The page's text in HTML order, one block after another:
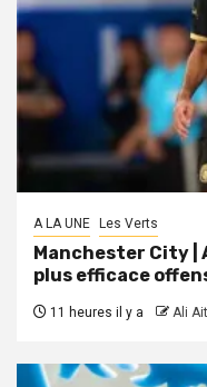
A LA UNE Les Verts
Manchester City |
plus efficace
11 heures il y a Ali